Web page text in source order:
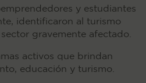
y estudiantes
identificaron al turismo
gravemente afectado.
activos que brindan
educación y turismo.